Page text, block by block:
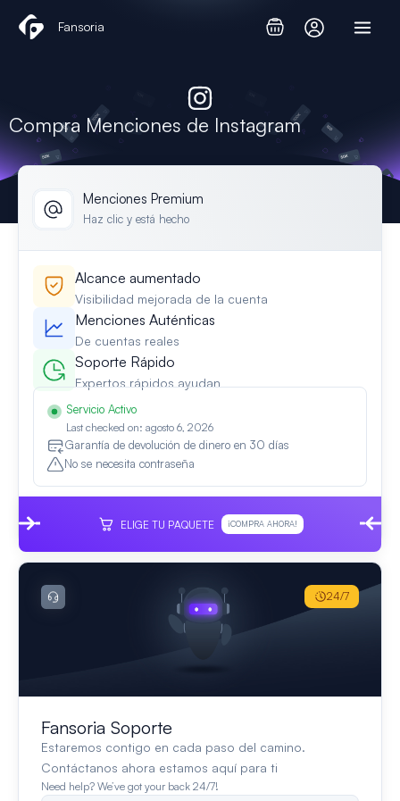
Fansoria
Compra Menciones de Instagram
Menciones Premium
Haz clic y está hecho
Alcance aumentado
Visibilidad mejorada de la cuenta
Menciones Auténticas
De cuentas reales
Soporte Rápido
Expertos rápidos ayudan
Servicio Activo
Last checked on: agosto 6, 2026
Garantía de devolución de dinero en 30 días
No se necesita contraseña
ELIGE TU PAQUETE ¡COMPRA AHORA!
Fansoria Soporte
Estaremos contigo en cada paso del camino.
Contáctanos ahora estamos aquí para ti
Need help? We’ve got your back 24/7!
24/7